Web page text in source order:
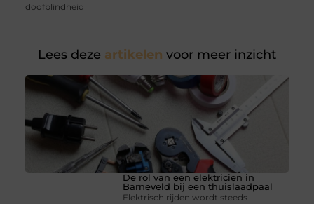
doofblindheid
Lees deze artikelen voor meer inzicht
De rol van een elektricien in
Barneveld bij een thuislaadpaal
Elektrisch rijden wordt steeds